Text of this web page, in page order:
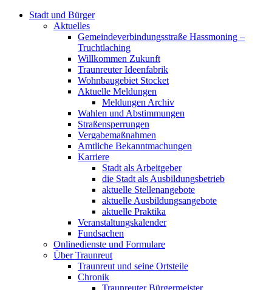
Stadt und Bürger
Aktuelles
Gemeindeverbindungsstraße Hassmoning –
Truchtlaching
Willkommen Zukunft
Traunreuter Ideenfabrik
Wohnbaugebiet Stocket
Aktuelle Meldungen
Meldungen Archiv
Wahlen und Abstimmungen
Straßensperrungen
Vergabemaßnahmen
Amtliche Bekanntmachungen
Karriere
Stadt als Arbeitgeber
die Stadt als Ausbildungsbetrieb
aktuelle Stellenangebote
aktuelle Ausbildungsangebote
aktuelle Praktika
Veranstaltungskalender
Fundsachen
Onlinedienste und Formulare
Über Traunreut
Traunreut und seine Ortsteile
Chronik
Traunreuter Bürgermeister